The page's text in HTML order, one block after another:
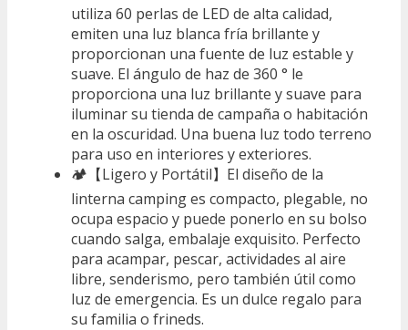
utiliza 60 perlas de LED de alta calidad,
emiten una luz blanca fría brillante y
proporcionan una fuente de luz estable y
suave. El ángulo de haz de 360 ° le
proporciona una luz brillante y suave para
iluminar su tienda de campaña o habitación
en la oscuridad. Una buena luz todo terreno
para uso en interiores y exteriores.
🏕【Ligero y Portátil】El diseño de la
linterna camping es compacto, plegable, no
ocupa espacio y puede ponerlo en su bolso
cuando salga, embalaje exquisito. Perfecto
para acampar, pescar, actividades al aire
libre, senderismo, pero también útil como
luz de emergencia. Es un dulce regalo para
su familia o frineds.